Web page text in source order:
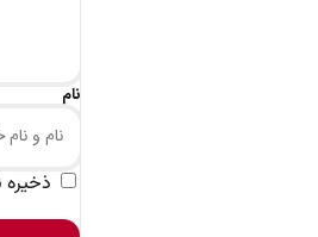
نام
ذخیره